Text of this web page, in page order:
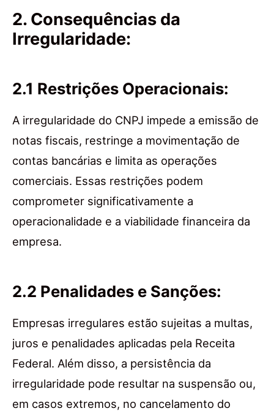
2. Consequências da
Irregularidade:
2.1 Restrições Operacionais:
A irregularidade do CNPJ impede a emissão de
notas fiscais, restringe a movimentação de
contas bancárias e limita as operações
comerciais. Essas restrições podem
comprometer significativamente a
operacionalidade e a viabilidade financeira da
empresa.
2.2 Penalidades e Sanções:
Empresas irregulares estão sujeitas a multas,
juros e penalidades aplicadas pela Receita
Federal. Além disso, a persistência da
irregularidade pode resultar na suspensão ou,
em casos extremos, no cancelamento do